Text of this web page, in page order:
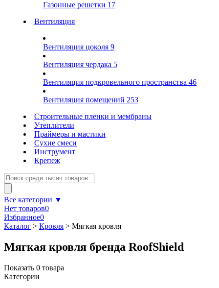
Газонные решетки 17
Вентиляция
Вентиляция цоколя 9
Вентиляция чердака 5
Вентиляция подкровельного пространства 46
Вентиляция помещений 253
Строительные пленки и мембраны
Утеплители
Праймеры и мастики
Сухие смеси
Инструмент
Крепеж
Все категории ▼
Нет товаров0
Избранное0
Каталог > Кровля > Мягкая кровля
Мягкая кровля бренда RoofShield
Показать 0 товара
Категории